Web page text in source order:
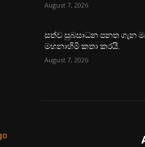
August 7, 2026
සත්ව සුබසාධන පනත ගැන
මහනාහිමි කතා කරයි.
August 7, 2026